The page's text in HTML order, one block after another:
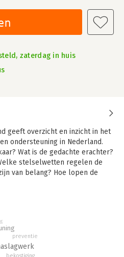
zaterdag in huis
geeft overzicht en inzicht in het
ondersteuning in Nederland.
Wat is de gedachte erachter?
stelselwetten regelen de
van belang? Hoe lopen de
indeling. Het doel van
toegankelijke en neutrale
zorgstelsel verspreiden.
bekostiging
preventie